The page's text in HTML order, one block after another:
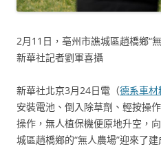
2月11日，亳州市譙城區趙橋鄉“
新華社記者劉軍喜攝
新華社北京3月24日電（德系車材
安裝電池、倒入除草劑、輕按操
操作，無人植保機便原地升空，
城區趙橋鄉的“無人農場”迎來了